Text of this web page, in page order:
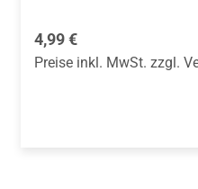
Regulärer Preis:
4,99 €
Preise inkl. MwSt. zzgl.